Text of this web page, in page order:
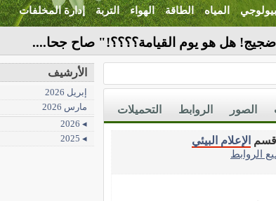
المياه الطاقة الهواء التربة إدارة المخلفات
هل هو يوم القيامة؟؟؟؟!" صاح جحا....
ندى أمين-
التحميلات الروابط الصور
الإعلام البيئي
الروابط
الأرشيف
إبريل 2026
مارس 2026
◂ 2026
◂ 2025